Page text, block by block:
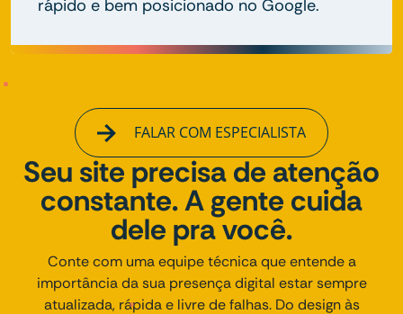
rápido e bem posicionado no Google.
FALAR COM ESPECIALISTA
Seu site precisa de atenção
constante. A gente cuida
dele pra você.
Conte com uma equipe técnica que entende a
importância da sua presença digital estar sempre
atualizada, rápida e livre de falhas. Do design às